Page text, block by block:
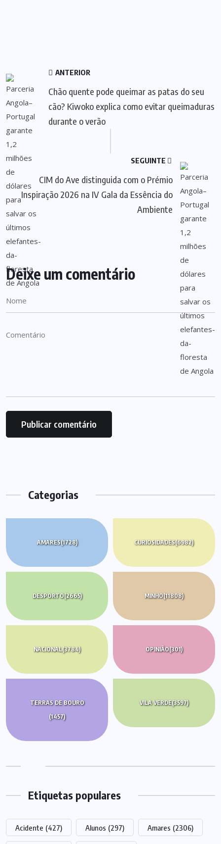
ANTERIOR
Chão quente pode queimar as patas do seu
cão? Kiwoko explica como evitar queimaduras
durante o verão
SEGUINTE
CIM do Ave distinguida com o Prémio
Inspiração 2026 na IV Gala da Essência do
Ambiente
Deixe um comentário
Categorias
AMARES(1728) CURIOSIDADES(6982)
DESPORTO(2665) MINHO(11808)
NACIONAL(3784) OPINIÃO(301)
TERRAS DE BOURO
(1457)
VILA VERDE(3597)
Etiquetas populares
Acidente (427) Alunos (297) Amares (2306)